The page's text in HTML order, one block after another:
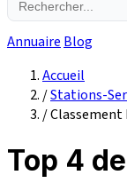
Annuaire Blog
Accueil
/Stations-
/Classement
Top 4